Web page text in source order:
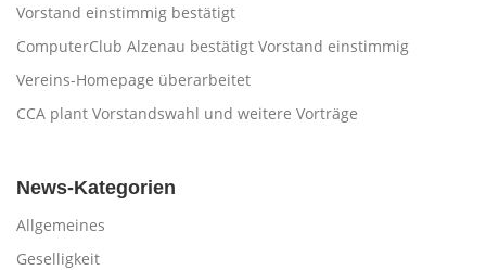
Vorstand einstimmig bestätigt
ComputerClub Alzenau bestätigt Vorstand einstimmig
Vereins-Homepage überarbeitet
CCA plant Vorstandswahl und weitere Vorträge
News-Kategorien
Allgemeines
Geselligkeit